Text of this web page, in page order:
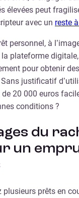
élevées peut
avec un reste
personnel, à
plateforme
pour obtenir
justificatif
20 000 euros
conditions ?
du
un
prêts en